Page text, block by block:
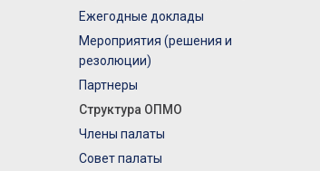
Ежегодные доклады
Мероприятия (решения и
резолюции)
Партнеры
Структура ОПМО
Члены палаты
Совет палаты